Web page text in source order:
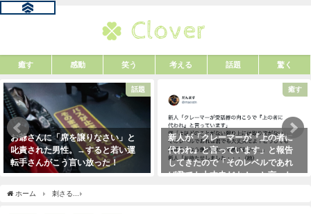
癒す 感動 笑う 考える 話題 驚く
話題
お爺さんに「席を譲りなさい」と
叱責された男性。→すると若い運
転手さんがこう言い放った！
癒す
新人が「クレーマーが『上の者に
代われ』と言っています」と報告
してきたので「そのレベルであれ
ば君でも大丈夫だよ！」と言った
ホーム 刺さる